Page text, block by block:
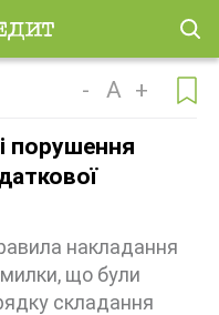
- A +
порушення
накладання
що були
складання